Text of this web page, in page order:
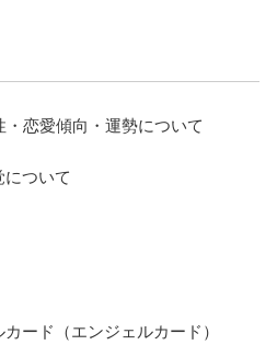
恋愛傾向・運勢について
ついて
ード（エンジェルカード）